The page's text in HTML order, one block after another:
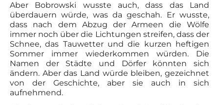
Aber Bobrowski wusste auch, dass das Land
überdauern würde, was da geschah. Er wusste,
dass nach dem Abzug der Armeen die Wölfe
immer noch über die Lichtungen streifen, dass der
Schnee, das Tauwetter und die kurzen heftigen
Sommer immer wiederkommen würden. Die
Namen der Städte und Dörfer könnten sich
ändern. Aber das Land würde bleiben, gezeichnet
von der Geschichte, aber sie auch in sich
aufnehmend.